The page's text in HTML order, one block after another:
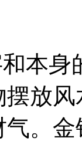
本身
放
。